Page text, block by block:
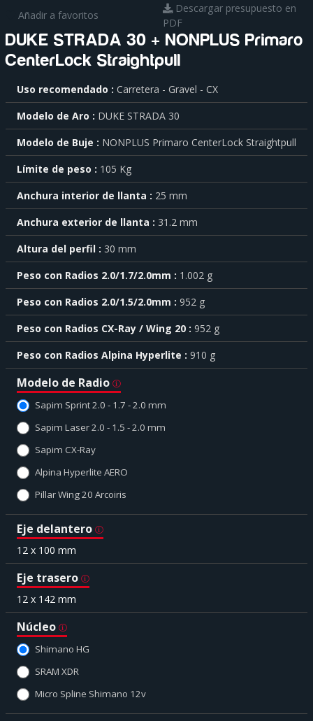
Añadir a favoritos
Descargar presupuesto en
PDF
DUKE STRADA 30 + NONPLUS Primaro
CenterLock Straightpull
saber
más
sobre
cada
característica
haga
click
sobre
símbolo
.
También
mostrar
toda
información.
Uso recomendado
Carretera - Gravel - CX
Modelo de Aro
DUKE STRADA 30
Modelo de Buje
NONPLUS Primaro CenterLock Straightpull
Límite de peso
105 Kg
Anchura interior de llanta
25 mm
Anchura exterior de llanta
31.2 mm
Altura del perfil
30 mm
Peso con Radios 2.0/1.7/2.0mm
1.002 g
Peso con Radios 2.0/1.5/2.0mm
952 g
Peso con Radios CX-Ray / Wing 20
952 g
Peso con Radios Alpina Hyperlite
910 g
Modelo de Radio
Sapim Sprint 2.0 - 1.7 - 2.0 mm
Sapim Laser 2.0 - 1.5 - 2.0 mm
Sapim CX-Ray
Alpina Hyperlite AERO
Pillar Wing 20 Arcoiris
Eje delantero
12 x 100 mm
Eje trasero
12 x 142 mm
Núcleo
Shimano HG
SRAM XDR
Micro Spline Shimano 12v